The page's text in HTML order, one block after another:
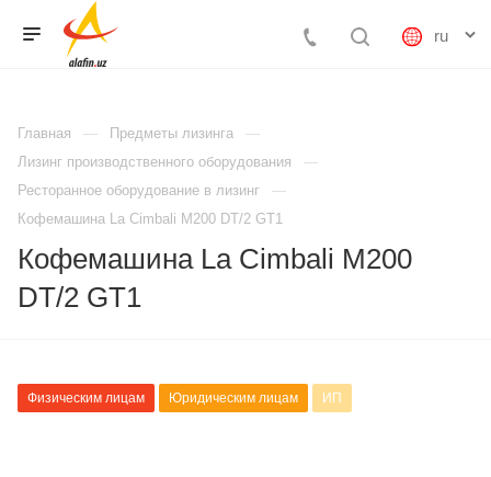
Главная
Предметы лизинга
Лизинг производственного оборудования
Ресторанное оборудование в лизинг
Кофемашина La Cimbali M200 DT/2 GT1
Кофемашина La Cimbali M200
DT/2 GT1
Физическим лицам Юридическим лицам ИП